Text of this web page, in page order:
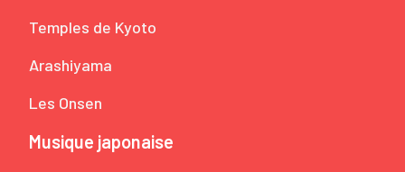
Temples de Kyoto
Arashiyama
Les Onsen
Musique japonaise